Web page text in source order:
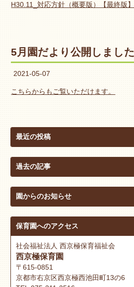
H30.11_対応方針（概要版）【最終版】
5月園だより公開しました
2021-05-07
こちらからもご覧いただけます。
最近の投稿
過去の記事
園からのお知らせ
保育園へのアクセス
社会福祉法人 西京極保育福祉会
西京極保育園
〒615-0851
京都市右京区西京極西池田町13の6